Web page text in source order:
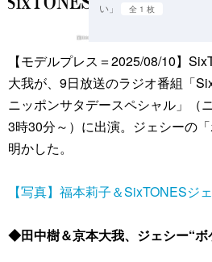
い」
全 1 枚
【モデルプレス＝2025/08/10】
大我が、9日放送のラジオ番組「
ニッポンサタデースペシャル」（
3時30分～）に出演。ジェシーの
明かした。
【写真】福本莉子＆SixTONESジ
◆田中樹＆京本大我、ジェシー“ボ